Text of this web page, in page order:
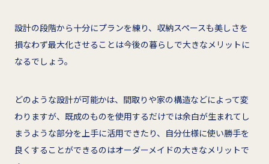
設計の段階から十分にプランを練り、収納スペースも美しさを
損なわず最大化させることは今後の暮らしで大きなメリットに
なるでしょう。
どのような設計が可能かは、間取りや家の構造などによって変
わりますが、既成のものを使用するだけでは余白が生まれてし
まうような部分を上手に活用できたり、自分仕様に使い勝手を
良くすることができるのはオーダーメイドの大きなメリットで